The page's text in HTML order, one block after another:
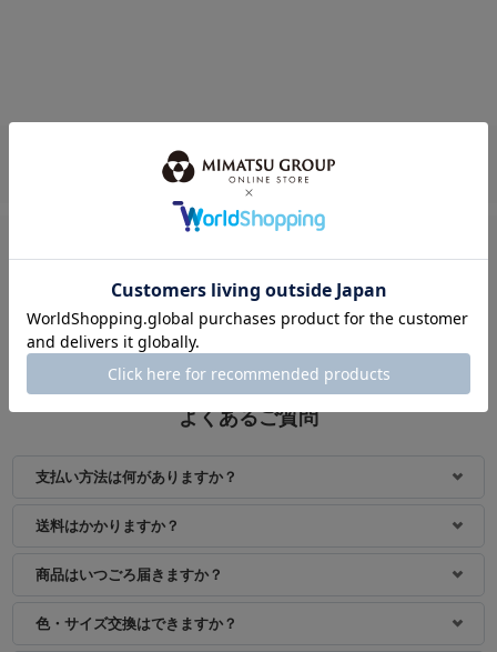
このアイテムを見ている人におすすめ
おすすめアイテム
よくあるご質問
支払い方法は何がありますか？
送料はかかりますか？
商品はいつごろ届きますか？
色・サイズ交換はできますか？